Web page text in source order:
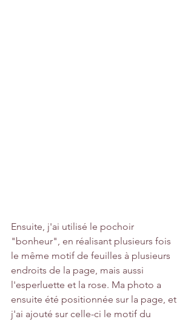
Ensuite, j'ai utilisé le pochoir
"bonheur", en réalisant plusieurs fois
le même motif de feuilles à plusieurs
endroits de la page, mais aussi
l'esperluette et la rose. Ma photo a
ensuite été positionnée sur la page, et
j'ai ajouté sur celle-ci le motif du